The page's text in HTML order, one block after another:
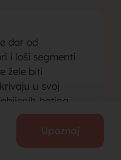
dar od
i loši segmenti
žele biti
u svoj
batina
to ojačaju i izađju
da sa njima nije
su stvoreni da
Upoznaj